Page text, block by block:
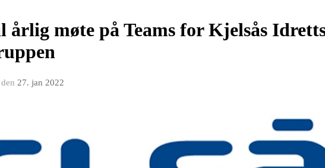
møte på Teams for Kjelsås
den 27. jan 2022